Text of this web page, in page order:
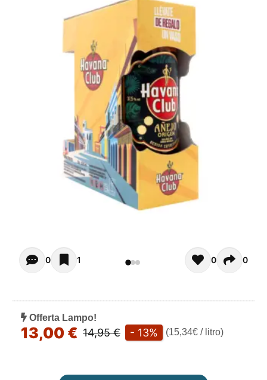
Opiniones - In questo momento non ci sono commenti.
0 1 0 0
Offerta Lampo!
13,00 € 14,95 € - 13% (15,34€ / litro)